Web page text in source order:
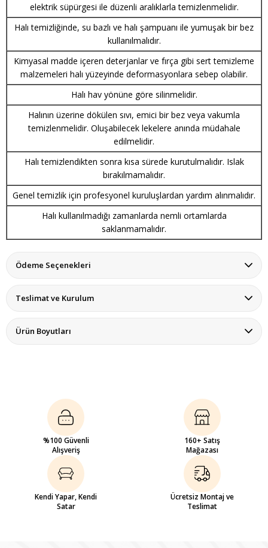
elektrik süpürgesi ile düzenli aralıklarla temizlenmelidir.
Halı temizliğinde, su bazlı ve halı şampuanı ile yumuşak bir bez
kullanılmalıdır.
Kimyasal madde içeren deterjanlar ve fırça gibi sert temizleme
malzemeleri halı yüzeyinde deformasyonlara sebep olabilir.
Halı hav yönüne göre silinmelidir.
Halının üzerine dökülen sıvı, emici bir bez veya vakumla
temizlenmelidir. Oluşabilecek lekelere anında müdahale
edilmelidir.
Halı temizlendikten sonra kısa sürede kurutulmalıdır. Islak
bırakılmamalıdır.
Genel temizlik için profesyonel kuruluşlardan yardım alınmalıdır.
Halı kullanılmadığı zamanlarda nemli ortamlarda
saklanmamalıdır.
Ödeme Seçenekleri
Teslimat ve Kurulum
Ürün Boyutları
%100 Güvenli
Alışveriş
160+ Satış
Mağazası
Kendi Yapar, Kendi
Satar
Ücretsiz Montaj ve
Teslimat